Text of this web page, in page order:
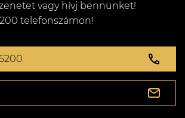
vagy hívj bennünket!
telefonszámon!